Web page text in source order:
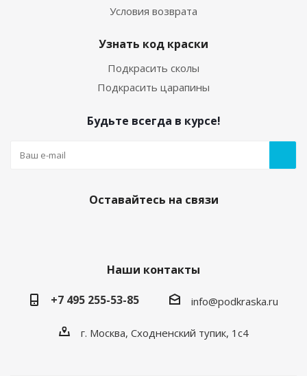
Условия возврата
Узнать код краски
Подкрасить сколы
Подкрасить царапины
Будьте всегда в курсе!
Оставайтесь на связи
Наши контакты
+7 495 255-53-85
info@podkraska.ru
г. Москва, Сходненский тупик, 1с4